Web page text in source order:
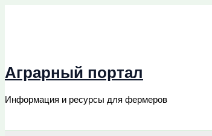
Аграрный портал
Информация и ресурсы для фермеров